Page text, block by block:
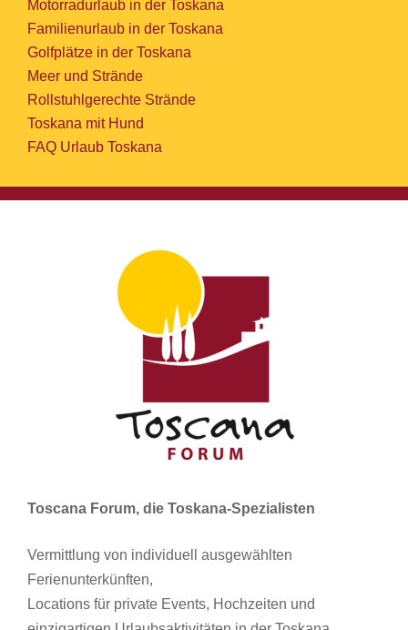
Motorradurlaub in der Toskana
Familienurlaub in der Toskana
Golfplätze in der Toskana
Meer und Strände
Rollstuhlgerechte Strände
Toskana mit Hund
FAQ Urlaub Toskana
Toscana Forum, die Toskana-Spezialisten
Vermittlung von individuell ausgewählten
Ferienunterkünften,
Locations für private Events, Hochzeiten und